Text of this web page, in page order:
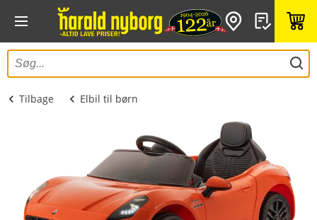
Tilbage Elbil til børn